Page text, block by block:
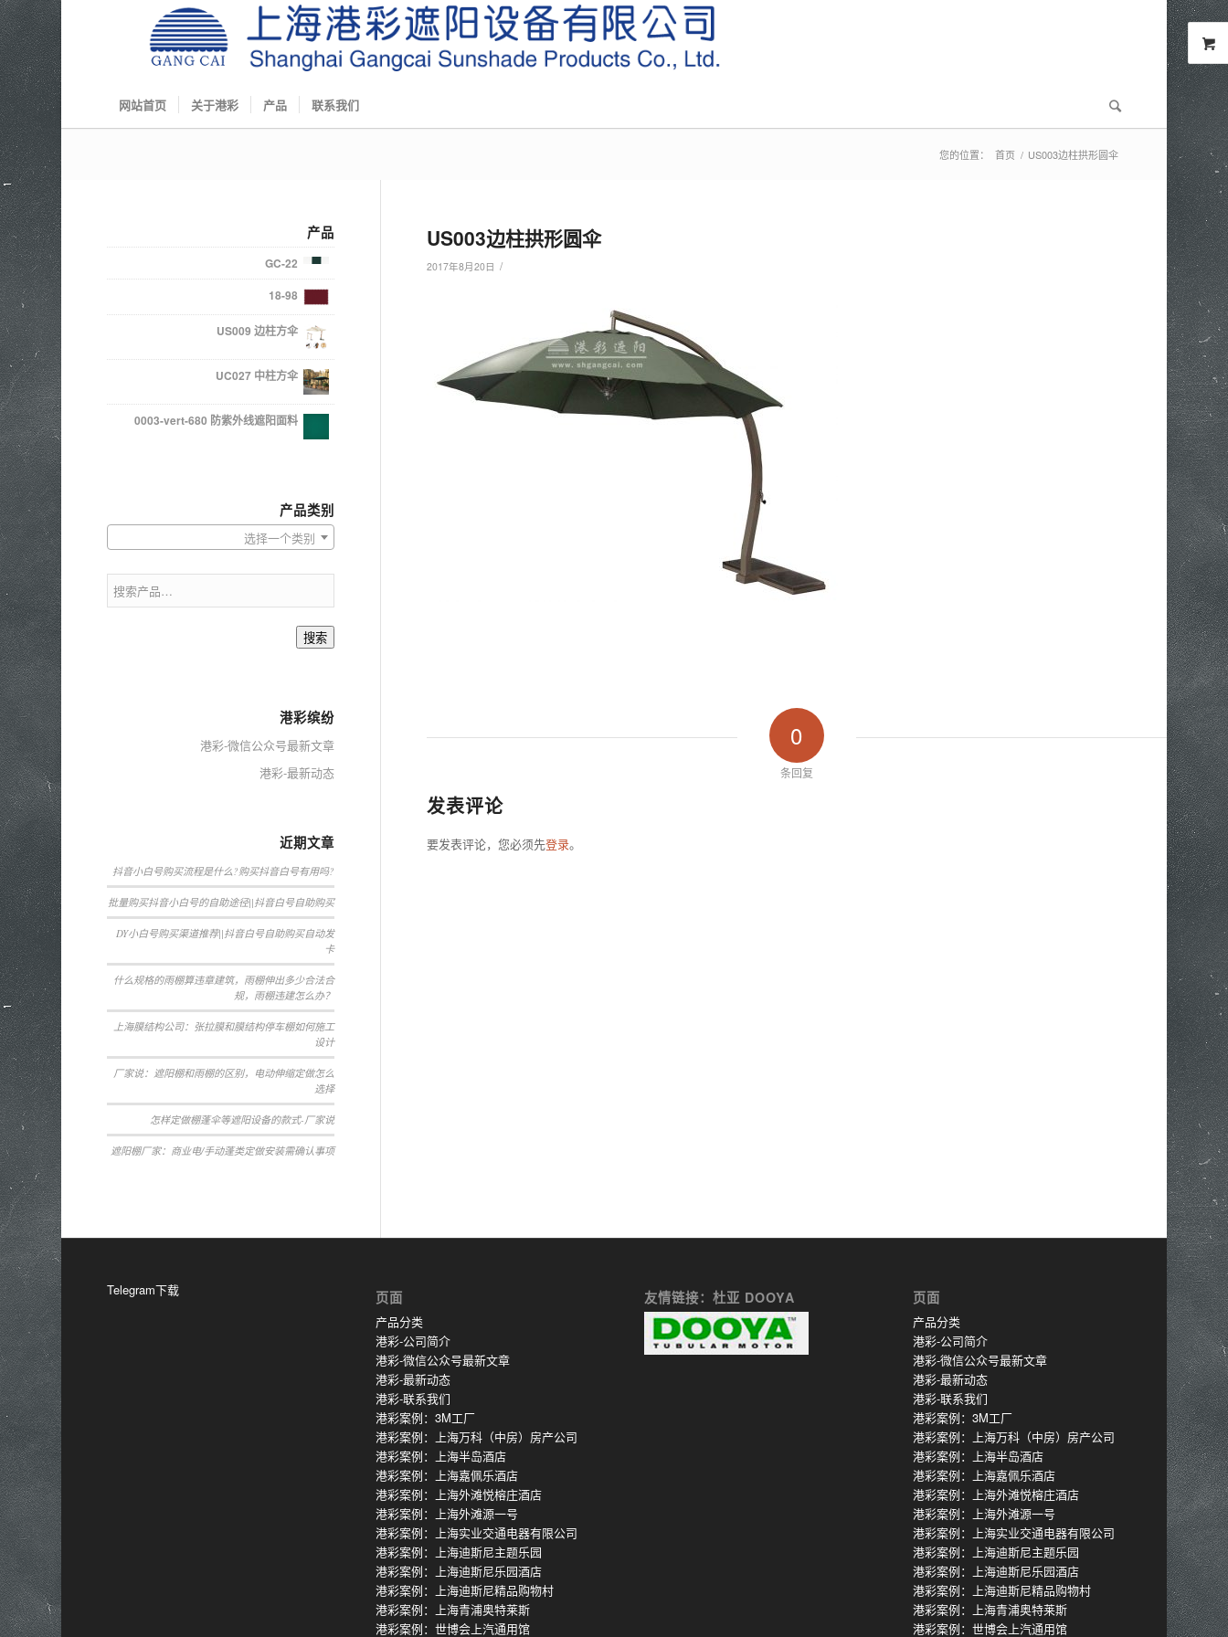
网站首页 关于港彩 产品 联系我们
您的位置： 首页 / US003边柱拱形圆伞
US003边柱拱形圆伞
2017年8月20日 /
0
条回复
发表评论
要发表评论，您必须先登录。
产品
GC-22
18-98
US009 边柱方伞
UC027 中柱方伞
0003-vert-680 防紫外线遮阳面料
产品类别
选择一个类别
搜索
港彩缤纷
港彩-微信公众号最新文章
港彩-最新动态
近期文章
抖音小白号购买流程是什么?购买抖音白号有用吗?
批量购买抖音小白号的自助途径||抖音白号自助购买
DY小白号购买渠道推荐||抖音白号自助购买自动发
卡
什么规格的雨棚算违章建筑，雨棚伸出多少合法合
规，雨棚违建怎么办？
上海膜结构公司：张拉膜和膜结构停车棚如何施工
设计
厂家说：遮阳棚和雨棚的区别，电动伸缩定做怎么
选择
怎样定做棚蓬伞等遮阳设备的款式-厂家说
遮阳棚厂家：商业电/手动蓬类定做安装需确认事项
Telegram下载 页面
产品分类
港彩-公司简介
港彩-微信公众号最新文章
港彩-最新动态
港彩-联系我们
港彩案例：3M工厂
港彩案例：上海万科（中房）房产公司
港彩案例：上海半岛酒店
港彩案例：上海嘉佩乐酒店
港彩案例：上海外滩悦榕庄酒店
港彩案例：上海外滩源一号
港彩案例：上海实业交通电器有限公司
港彩案例：上海迪斯尼主题乐园
港彩案例：上海迪斯尼乐园酒店
港彩案例：上海迪斯尼精品购物村
港彩案例：上海青浦奥特莱斯
港彩案例：世博会上汽通用馆
友情链接：杜亚 DOOYA 页面
产品分类
港彩-公司简介
港彩-微信公众号最新文章
港彩-最新动态
港彩-联系我们
港彩案例：3M工厂
港彩案例：上海万科（中房）房产公司
港彩案例：上海半岛酒店
港彩案例：上海嘉佩乐酒店
港彩案例：上海外滩悦榕庄酒店
港彩案例：上海外滩源一号
港彩案例：上海实业交通电器有限公司
港彩案例：上海迪斯尼主题乐园
港彩案例：上海迪斯尼乐园酒店
港彩案例：上海迪斯尼精品购物村
港彩案例：上海青浦奥特莱斯
港彩案例：世博会上汽通用馆